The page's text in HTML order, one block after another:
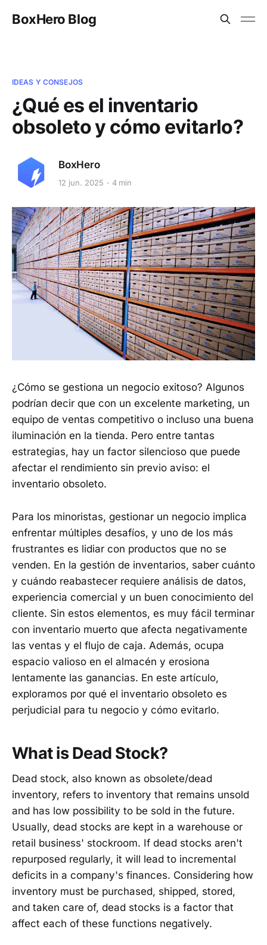
BoxHero Blog
IDEAS Y CONSEJOS
¿Qué es el inventario
obsoleto y cómo evitarlo?
BoxHero
12 jun. 2025 4 min
¿Cómo se gestiona un negocio exitoso? Algunos
podrían decir que con un excelente marketing, un
equipo de ventas competitivo o incluso una buena
iluminación en la tienda. Pero entre tantas
estrategias, hay un factor silencioso que puede
afectar el rendimiento sin previo aviso: el
inventario obsoleto.
Para los minoristas, gestionar un negocio implica
enfrentar múltiples desafíos, y uno de los más
frustrantes es lidiar con productos que no se
venden. En la gestión de inventarios, saber cuánto
y cuándo reabastecer requiere análisis de datos,
experiencia comercial y un buen conocimiento del
cliente. Sin estos elementos, es muy fácil terminar
con inventario muerto que afecta negativamente
las ventas y el flujo de caja. Además, ocupa
espacio valioso en el almacén y erosiona
lentamente las ganancias. En este artículo,
exploramos por qué el inventario obsoleto es
perjudicial para tu negocio y cómo evitarlo.
What is Dead Stock?
Dead stock, also known as obsolete/dead
inventory, refers to inventory that remains unsold
and has low possibility to be sold in the future.
Usually, dead stocks are kept in a warehouse or
retail business' stockroom. If dead stocks aren't
repurposed regularly, it will lead to incremental
deficits in a company's finances. Considering how
inventory must be purchased, shipped, stored,
and taken care of, dead stocks is a factor that
affect each of these functions negatively.